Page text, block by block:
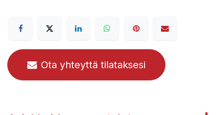
Ota yhteyttä tilataksesi